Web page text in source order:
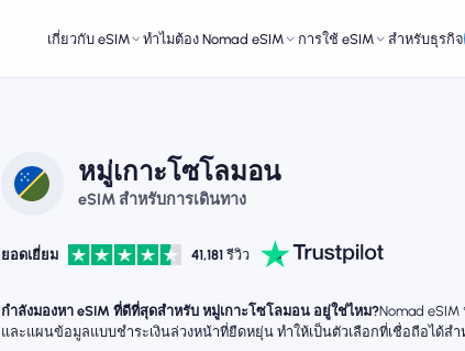
เกี่ยวกับ eSIM ทำไมต้อง Nomad eSIM การใช้ eSIM สำหรับธุรกิจ
หมู่เกาะโซโลมอน
eSIM สำหรับการเดินทาง
ยอดเยี่ยม 41,181 รีวิว
กำลังมองหา eSIM ที่ดีที่สุดสำหรับ หมู่เกาะโซโลมอน อยู่ใช่ไหม?Nomad
และแผนข้อมูลแบบชำระเงินล่วงหน้าที่ยืดหยุ่น ทำให้เป็นตัวเลือกที่เชื่อถือได้ส